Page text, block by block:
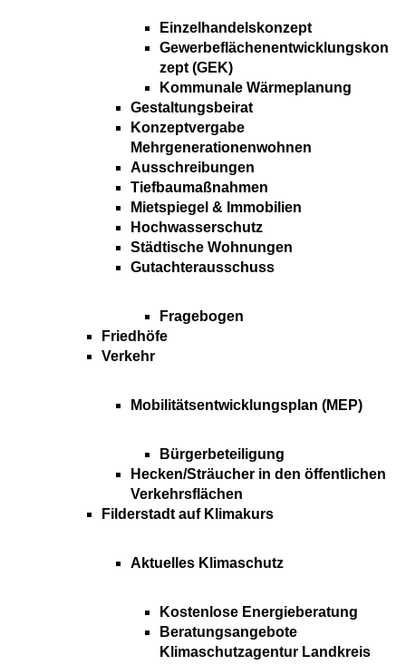
Einzelhandelskonzept
Gewerbeflächenentwicklungskon
zept (GEK)
Kommunale Wärmeplanung
Gestaltungsbeirat
Konzeptvergabe
Mehrgenerationenwohnen
Ausschreibungen
Tiefbaumaßnahmen
Mietspiegel & Immobilien
Hochwasserschutz
Städtische Wohnungen
Gutachterausschuss
Fragebogen
Friedhöfe
Verkehr
Mobilitätsentwicklungsplan (MEP)
Bürgerbeteiligung
Hecken/Sträucher in den öffentlichen
Verkehrsflächen
Filderstadt auf Klimakurs
Aktuelles Klimaschutz
Kostenlose Energieberatung
Beratungsangebote
Klimaschutzagentur Landkreis